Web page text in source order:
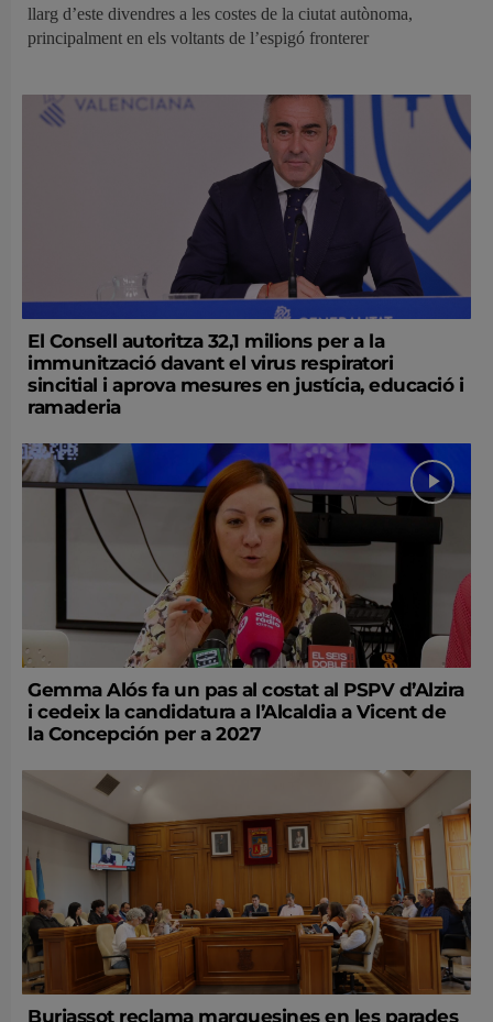
llarg d’este divendres a les costes de la ciutat autònoma,
principalment en els voltants de l’espigó fronterer
El Consell autoritza 32,1 milions per a la
immunització davant el virus respiratori
sincitial i aprova mesures en justícia, educació i
ramaderia
Gemma Alós fa un pas al costat al PSPV d’Alzira
i cedeix la candidatura a l’Alcaldia a Vicent de
la Concepción per a 2027
Burjassot reclama marquesines en les parades